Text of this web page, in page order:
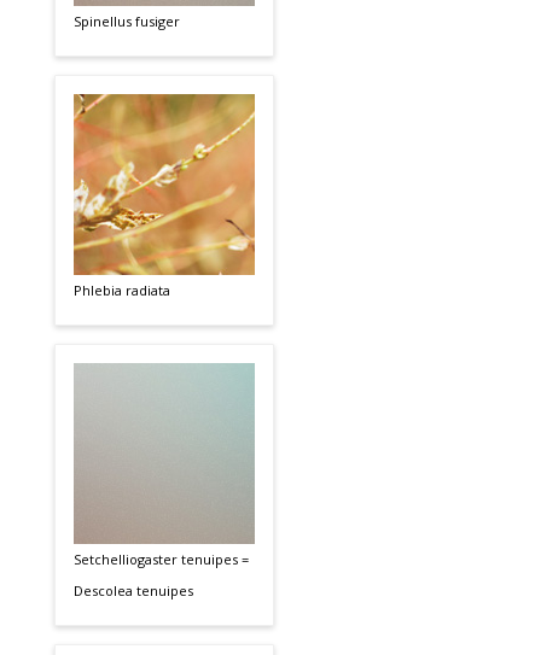
Spinellus fusiger
Phlebia radiata
Setchelliogaster tenuipes =
Descolea tenuipes